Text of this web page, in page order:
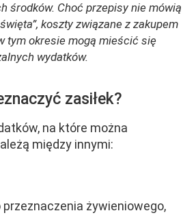
środków. Choć przepisy nie mówią
koszty związane z zakupem
tym okresie mogą mieścić się
wydatków.
zasiłek?
na które można
między innymi:
żywieniowego,